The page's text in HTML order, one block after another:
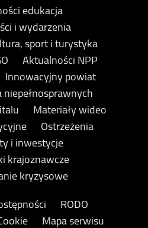
edukacja
i wydarzenia
sport i turystyka
Aktualności NPP
Innowacyjny powiat
Materiały wideo
Ostrzeżenia
i inwestycje
krajoznawcze
kryzysowe
RODO
Mapa serwisu